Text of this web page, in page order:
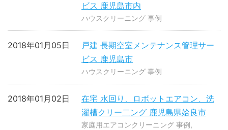
ビス 鹿児島市内
ハウスクリーニング 事例
戸建 長期空室メンテナンス管理サー
ビス 鹿児島市
2018年01月05日
ハウスクリーニング 事例
在宅 水回り、ロボットエアコン、洗
濯槽クリー二ング 鹿児島県姶良市
2018年01月02日
家庭用エアコンクリーニング 事例